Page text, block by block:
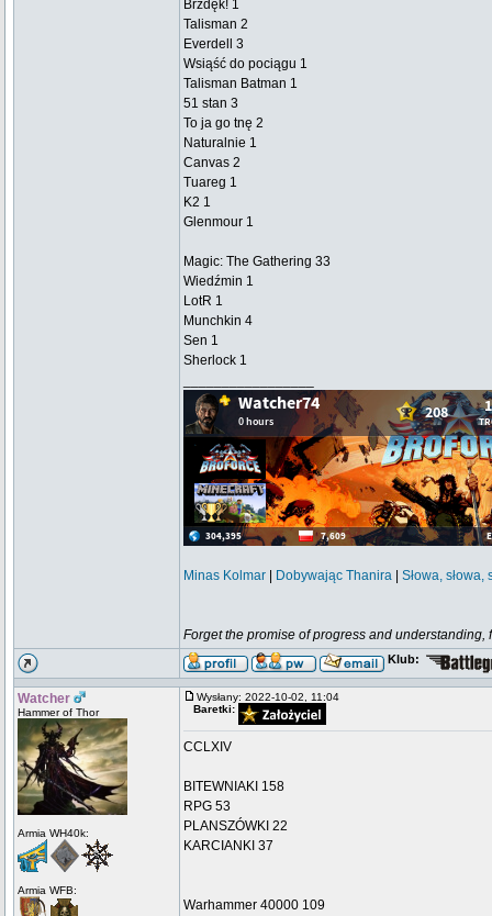
Brzdęk! 1
Talisman 2
Everdell 3
Wsiąść do pociągu 1
Talisman Batman 1
51 stan 3
To ja go tnę 2
Naturalnie 1
Canvas 2
Tuareg 1
K2 1
Glenmour 1
Magic: The Gathering 33
Wiedźmin 1
LotR 1
Munchkin 4
Sen 1
Sherlock 1
Minas Kolmar Dobywając Thanira Słowa, słowa,
Forget the promise of progress and
Klub:
Watcher
Hammer of Thor
Armia WH40k:
Armia WFB:
Wysłany: 2022-10-02, 11:04
Baretki:
CCLXIV
BITEWNIAKI 158
RPG 53
PLANSZÓWKI 22
KARCIANKI 37
Warhammer 40000 109